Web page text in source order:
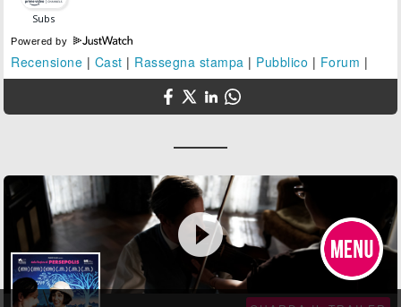
Powered by
Recensione | Cast | Rassegna stampa | Pubblico | Forum |
